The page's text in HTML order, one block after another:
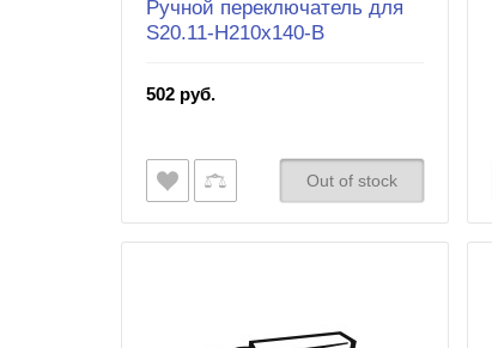
Ручной переключатель для
S20.11-H210x140-B
502 руб.
Out of stock